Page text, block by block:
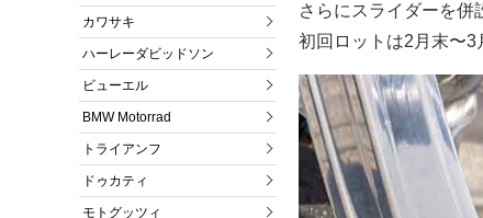
カワサキ
ハーレーダビッドソン
ビューエル
BMW Motorrad
トライアンフ
ドゥカティ
モトグッツィ
さらにスライダーを併
初回ロットは2月末〜3